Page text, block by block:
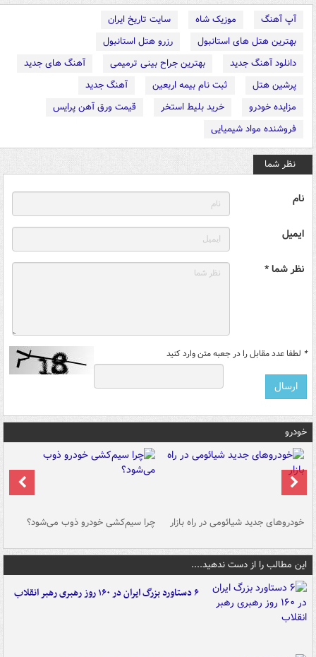
آپ آهنگ موزیک شاه
سایت تاریخ ایران
بهترین هتل های استانبول
رزرو هتل استانبول
دانلود آهنگ جدید
بهترین جراح بینی ترمیمی
آهنگ های جدید
پرشین هتل
ثبت نام بیمه اربعین
آهنگ جدید
مزایده خودرو
خرید بلیط استخر
قیمت ورق آهن پرایس
فروشنده مواد شیمیایی
نظر شما
نام
ایمیل
نظر شما *
* لطفا عدد مقابل را در جعبه متن وارد کنید
خودرو
خودروهای جدید شیائومی در راه بازار چرا سیم‌کشی خودرو ذوب می‌شود؟
این مطالب را از دست ندهید....
۶ دستاورد بزرگ ایران در ۱۶۰ روز رهبری رهبر انقلاب